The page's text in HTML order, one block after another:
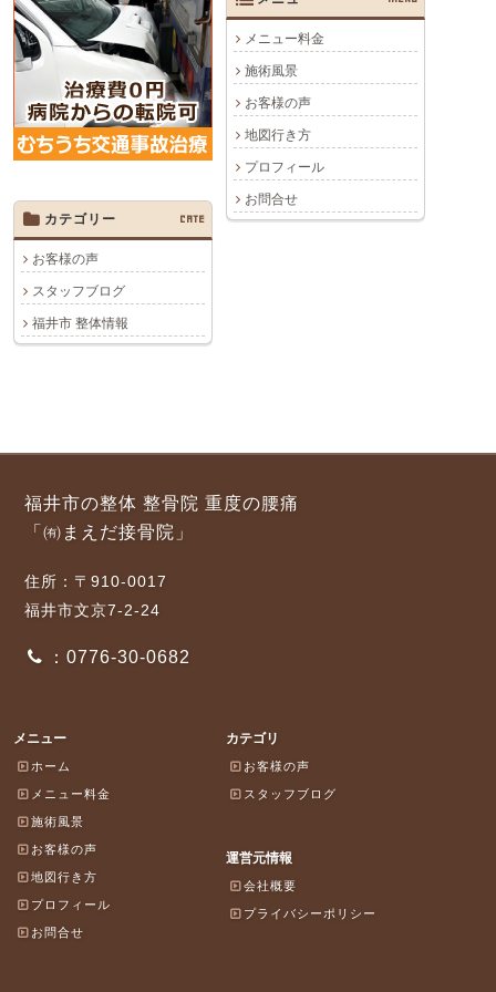
メニュー料金
施術風景
お客様の声
地図行き方
プロフィール
お問合せ
カテゴリー
CATE
お客様の声
スタッフブログ
福井市 整体情報
福井市の整体 整骨院 重度の腰痛
「㈲まえだ接骨院」
住所：〒910-0017
福井市文京7-2-24
：0776-30-0682
メニュー
ホーム
メニュー料金
施術風景
お客様の声
地図行き方
プロフィール
お問合せ
カテゴリ
お客様の声
スタッフブログ
運営元情報
会社概要
プライバシーポリシー